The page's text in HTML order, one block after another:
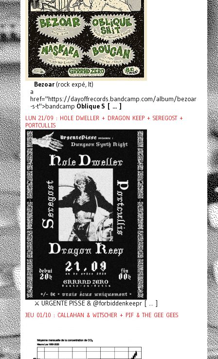
Bezoar(rock expé, It)
a
href="https://dayoffrecords.bandcamp.com/album/bezoar
-s-t">bandcamp Oblique S [ ... ]
LUN 21/09 : HOLE DWELLER + DRAGON KEEP + SEREGOST +
PORTCULLIS
⚔️ URGENTE PISSE & @forbiddenkeepr [ ... ]
JEU 01/10 : CALLAHAN & WITSCHER + PIF & THE GEE GEES